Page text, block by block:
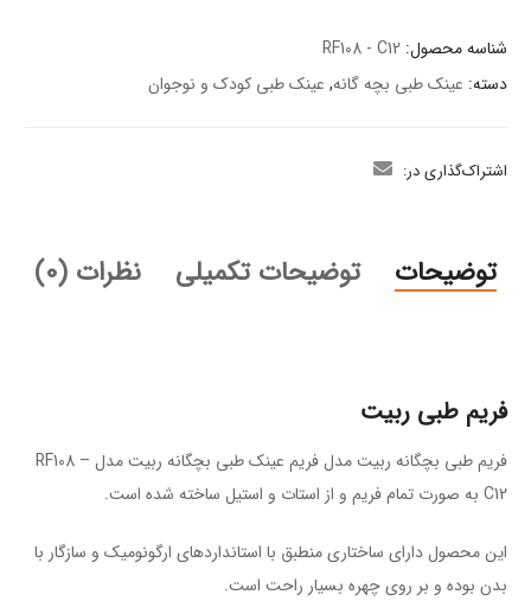
شناسه محصول: RF108 - C12
دسته: عینک طبی بچه گانه, عینک طبی کودک و نوجوان
اشتراک‌گذاری در:
توضیحات توضیحات تکمیلی نظرات (0)
فریم طبی ربیت
فریم طبی بچگانه ربیت مدل فریم عینک طبی بچگانه ربیت مدل RF108 –
C12 به صورت تمام فریم و از استات و استیل ساخته شده است.
این محصول دارای ساختاری منطبق با استاندارد‌های ارگونومیک و سازگار با
بدن بوده و بر روی چهره بسیار راحت است.